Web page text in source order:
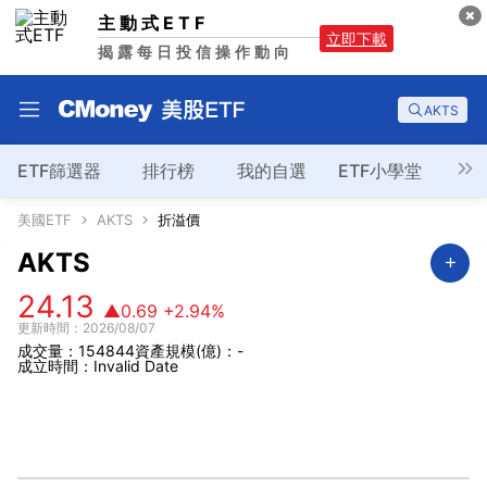
主動式ETF
揭露每日投信操作動向
立即下載
AKTS
ETF篩選器 排行榜 我的自選 ETF小學堂
美國ETF AKTS 折溢價
AKTS
24.13 ▲0.69 +2.94%
更新時間：2026/08/07
成交量：154844資產規模(億)：-
成立時間：Invalid Date